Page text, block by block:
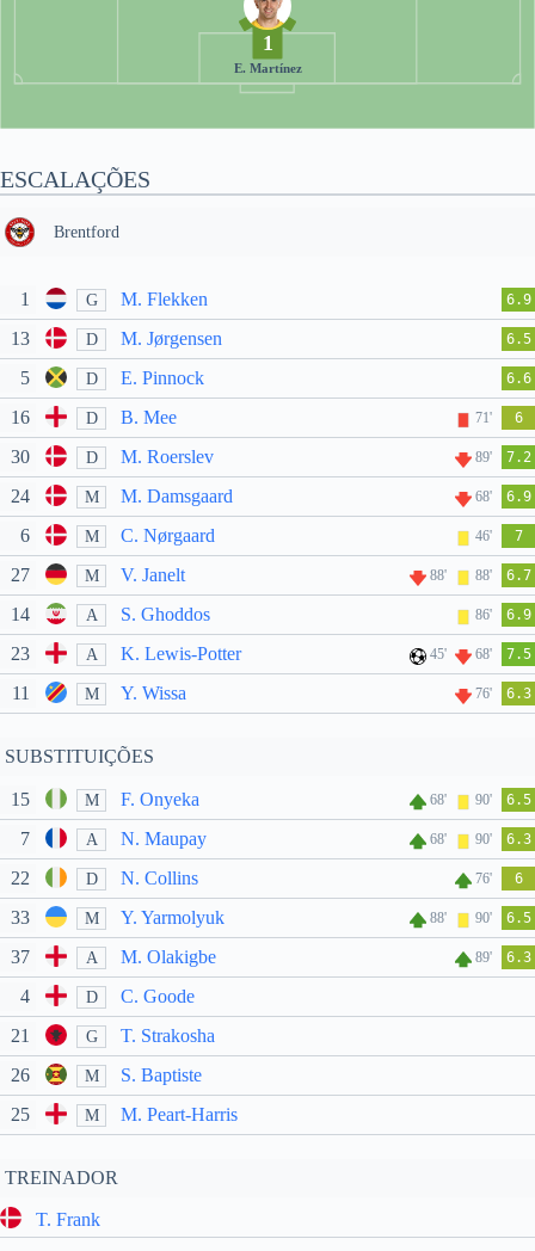
1
E. Martínez
ESCALAÇÕES
Brentford
1 G M. Flekken 6.9
13 D M. Jørgensen 6.5
5 D E. Pinnock 6.6
16 D B. Mee 71' 6
30 D M. Roerslev 89' 7.2
24 M M. Damsgaard 68' 6.9
6 M C. Nørgaard 46' 7
27 M V. Janelt 88' 88' 6.7
14 A S. Ghoddos 86' 6.9
23 A K. Lewis-Potter 45' 68' 7.5
11 M Y. Wissa 76' 6.3
SUBSTITUIÇÕES
15 M F. Onyeka 68' 90' 6.5
7 A N. Maupay 68' 90' 6.3
22 D N. Collins 76' 6
33 M Y. Yarmolyuk 88' 90' 6.5
37 A M. Olakigbe 89' 6.3
4 D
C. Goode
21
G
T. Strakosha
26
M
S. Baptiste
25
M M. Peart-Harris
TREINADOR
T. Frank